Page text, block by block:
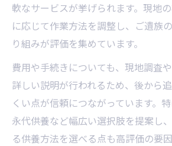
安く済ませるための墓じま
評判から読み解く墓じまい成功
評判の良い墓じまい業者の
墓じまい成功例に学ぶポイ
口コミから得た墓じまいの
鹿児島県薩摩川内市で多い
評判から見える満足度の高
軟なサービスが挙げられます。現地
に応じて作業方法を調整し、ご遺族
り組みが評価を集めています。
費用や手続きについても、現地調査
詳しい説明が行われるため、後から
くい点が信頼につながっています。特
永代供養など幅広い選択肢を提案し
る供養方法を選べる点も高評価の要因